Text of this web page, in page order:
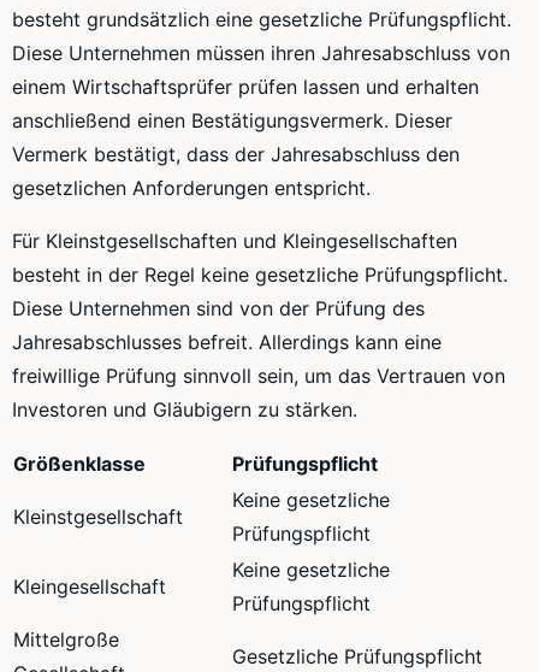
besteht grundsätzlich eine gesetzliche Prüfungspflicht.
Diese Unternehmen müssen ihren Jahresabschluss von
einem Wirtschaftsprüfer prüfen lassen und erhalten
anschließend einen Bestätigungsvermerk. Dieser
Vermerk bestätigt, dass der Jahresabschluss den
gesetzlichen Anforderungen entspricht.
Für Kleinstgesellschaften und Kleingesellschaften
besteht in der Regel keine gesetzliche Prüfungspflicht.
Diese Unternehmen sind von der Prüfung des
Jahresabschlusses befreit. Allerdings kann eine
freiwillige Prüfung sinnvoll sein, um das Vertrauen von
Investoren und Gläubigern zu stärken.
Größenklasse Prüfungspflicht
Kleinstgesellschaft
Keine gesetzliche
Prüfungspflicht
Kleingesellschaft
Keine gesetzliche
Prüfungspflicht
Mittelgroße
Gesetzliche Prüfungspflicht